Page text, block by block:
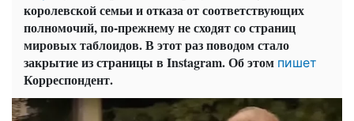
королевской семьи и отказа от соответствующих
полномочий, по-прежнему не сходят со страниц
мировых таблоидов. В этот раз поводом стало
закрытие из страницы в Instagram. Об этом пишет
Корреспондент.